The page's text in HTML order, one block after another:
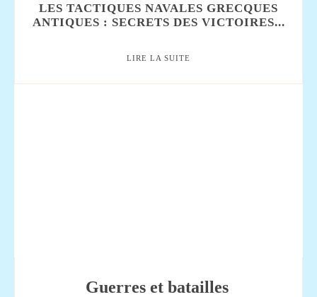
LES TACTIQUES NAVALES GRECQUES
ANTIQUES : SECRETS DES VICTOIRES...
LIRE LA SUITE
Guerres et batailles